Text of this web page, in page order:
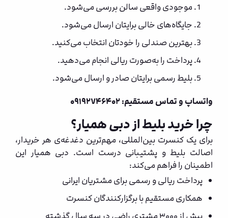
موجودی واقعی سالن بررسی می‌شود.
جایگاه‌های خالی برایتان ارسال می‌شود.
بهترین صندلی را خودتان انتخاب می‌کنید.
پرداخت را به‌صورت ریالی انجام می‌دهید.
بلیط رسمی برایتان صادر و ارسال می‌شود.
واتساپ و تماس مستقیم: ۰۹۱۹۲۷۴۶۴۰۲
چرا خرید بلیط از دبی همیار؟
برای یک کنسرت بین‌المللی، مهم‌ترین دغدغه‌ی هر خریدار،
اصالت بلیط و پشتیبانی درست است. دبی همیار این
اطمینان را فراهم می‌کند:
پرداخت ریالی و رسمی برای مشتریان ایرانی
همکاری مستقیم با برگزارکنندگان کنسرت